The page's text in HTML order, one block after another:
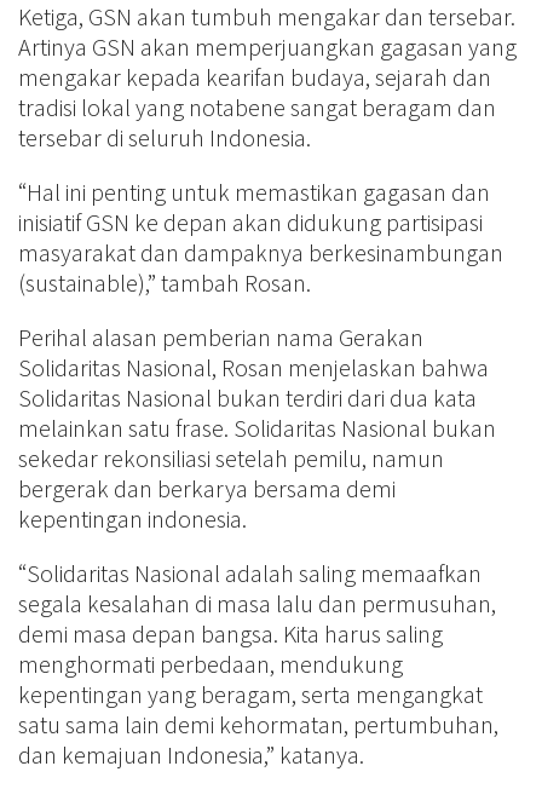
Ketiga, GSN akan tumbuh mengakar dan tersebar.
Artinya GSN akan memperjuangkan gagasan yang
mengakar kepada kearifan budaya, sejarah dan
tradisi lokal yang notabene sangat beragam dan
tersebar di seluruh Indonesia.
“Hal ini penting untuk memastikan gagasan dan
inisiatif GSN ke depan akan didukung partisipasi
masyarakat dan dampaknya berkesinambungan
(sustainable),” tambah Rosan.
Perihal alasan pemberian nama Gerakan
Solidaritas Nasional, Rosan menjelaskan bahwa
Solidaritas Nasional bukan terdiri dari dua kata
melainkan satu frase. Solidaritas Nasional bukan
sekedar rekonsiliasi setelah pemilu, namun
bergerak dan berkarya bersama demi
kepentingan indonesia.
“Solidaritas Nasional adalah saling memaafkan
segala kesalahan di masa lalu dan permusuhan,
demi masa depan bangsa. Kita harus saling
menghormati perbedaan, mendukung
kepentingan yang beragam, serta mengangkat
satu sama lain demi kehormatan, pertumbuhan,
dan kemajuan Indonesia,” katanya.